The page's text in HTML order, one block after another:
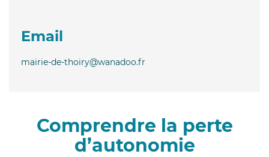
Email
mairie-de-thoiry@wanadoo.fr
Comprendre la perte
d’autonomie